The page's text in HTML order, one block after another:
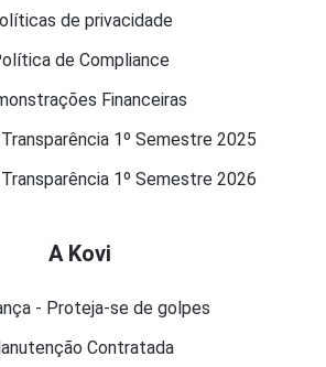
de privacidade
de Compliance
Financeiras
1º Semestre 2025
1º Semestre 2026
A Kovi
- Proteja-se de golpes
Contratada